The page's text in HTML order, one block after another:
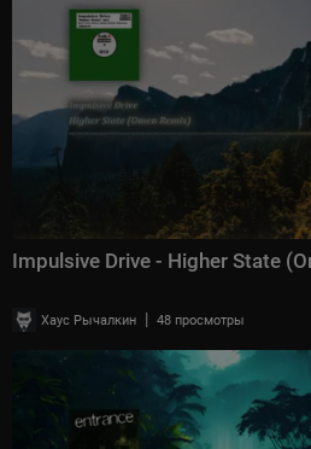
Impulsive Drive - Higher State
Хаус Рычалкин | 48 просмотры